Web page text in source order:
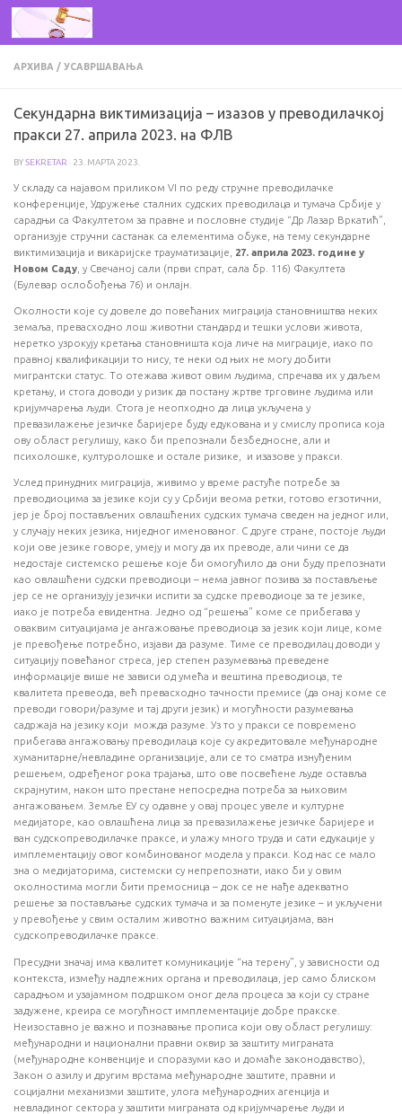
Skip to content
АРХИВА / УСАВРШАВАЊА
Секундарна виктимизација – изазов у преводилачкој
пракси 27. априла 2023. на ФЛВ
BYSEKRETAR · 23. МАРТА 2023.
У складу са најавом приликом VI по реду стручне преводилачке
конференције, Удружење сталних судских преводилаца и тумача Србије у
сарадњи са Факултетом за правне и пословне студије “Др Лазар Вркатић”,
организује стручни састанак са елементима обуке, на тему секундарне
виктимизација и викаријске трауматизације, 27. априла 2023. године у
Новом Саду , у Свечаној сали (први спрат, сала бр. 116) Факултета
(Булевар ослобођења 76) и онлајн.
Околности које су довеле до повећаних миграција становништва неких
земаља, превасходно лош животни стандард и тешки услови живота,
неретко узрокују кретања становништа која личе на миграције, иако по
правној квалификацији то нису, те неки од њих не могу добити
мигрантски статус. То отежава живот овим људима, спречава их у даљем
кретању, и стога доводи у ризик да постану жртве трговине људима или
кријумчарења људи. Стога је неопходно да лица укључена у
превазилажење језичке баријере буду едукована и у смислу прописа која
ову област регулишу, како би препознали безбедносне, али и
психолошке, културолошке и остале ризике, и изазове у пракси.
Услед принудних миграција, живимо у време растуће потребе за
преводиоцима за језике који су у Србији веома ретки, готово егзотични,
јер је број постављених овлашћених судских тумача сведен на једног или,
у случају неких језика, ниједног именованог. С друге стране, постоје људи
који ове језике говоре, умеју и могу да их преводе, али чини се да
недостаје системско решење које би омогућило да они буду препознати
као овлашћени судски преводиоци – нема јавног позива за постављење
јер се не организују језички испити за судске преводиоце за те језике,
иако је потреба евидентна. Једно од “решења” коме се прибегава у
оваквим ситуацијама је ангажовање преводиоца за језик који лице, коме
је превођење потребно, изјави да разуме. Тиме се преводилац доводи у
ситуацију повећаног стреса, јер степен разумевања преведене
информације више не зависи од умећа и вештина преводиоца, те
квалитета превеода, већ превасходно тачности премисе (да онај коме се
преводи говори/разуме и тај други језик) и могућности разумевања
садржаја на језику који можда разуме. Уз то у пракси се повремено
прибегава ангажовању преводилаца које су акредитовале међународне
хуманитарне/невладине организације, али се то сматра изнуђеним
решењем, одређеног рока трајања, што ове посвећене људе оставља
скрајнутим, након што престане непосредна потреба за њиховим
ангажовањем. Земље ЕУ су одавне у овај процес увеле и културне
медијаторе, као овлашћена лица за превазилажење језичке баријере и
ван судскопреводилачке праксе, и улажу много труда и сати едукације у
имплементацију овог комбинованог модела у пракси. Код нас се мало
зна о медијаторима, системски су непрепознати, иако би у овим
околностима могли бити премосница – док се не нађе адекватно
решење за постављање судских тумача и за поменуте језике – и укључени
у превођење у свим осталим животно важним ситуацијама, ван
судскопреводилачке праксе.
Пресудни значај има квалитет комуникације “на терену”, у зависности од
контекста, између надлежних органа и преводилаца, јер само блиском
сарадњом и узајамном подршком оног дела процеса за који су стране
задужене, креира се могућност имплементације добре пракске.
Неизоставно је важно и познавање прописа који ову област регулишу:
међународни и национални правни оквир за заштиту миграната
(међународне конвенције и споразуми као и домаће законодавство),
Закон о азилу и другим врстама међународне заштите, правни и
социјални механизми заштите, улога међународних агенција и
невладиног сектора у заштити миграната од кријумчарење људи и